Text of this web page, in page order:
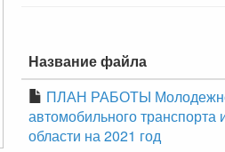
Название файла
ПЛАН РАБОТЫ
автомобильного транспорта
области на 2021 год